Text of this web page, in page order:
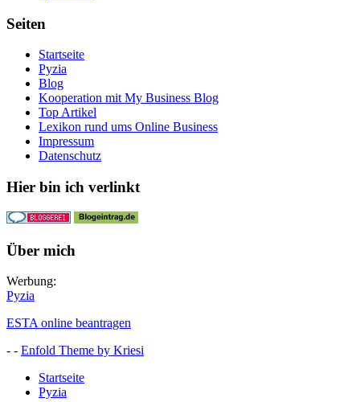
Seiten
Startseite
Pyzia
Blog
Kooperation mit My Business Blog
Top Artikel
Lexikon rund ums Online Business
Impressum
Datenschutz
Hier bin ich verlinkt
Über mich
Werbung:
Pyzia
ESTA online beantragen
- - Enfold Theme by Kriesi
Startseite
Pyzia